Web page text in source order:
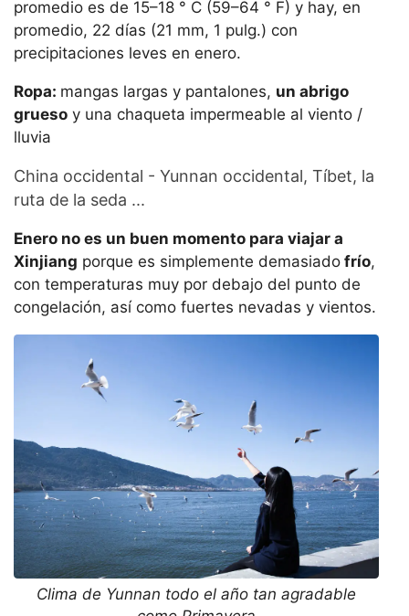
promedio es de 15–18 ° C (59–64 ° F) y hay, en
promedio, 22 días (21 mm, 1 pulg.) con
precipitaciones leves en enero.
Ropa: mangas largas y pantalones, un abrigo
grueso y una chaqueta impermeable al viento /
lluvia
China occidental - Yunnan occidental, Tíbet, la
ruta de la seda ...
Enero no es un buen momento para viajar a
Xinjiang porque es simplemente demasiado frío,
con temperaturas muy por debajo del punto de
congelación, así como fuertes nevadas y vientos.
Clima de Yunnan todo el año tan agradable